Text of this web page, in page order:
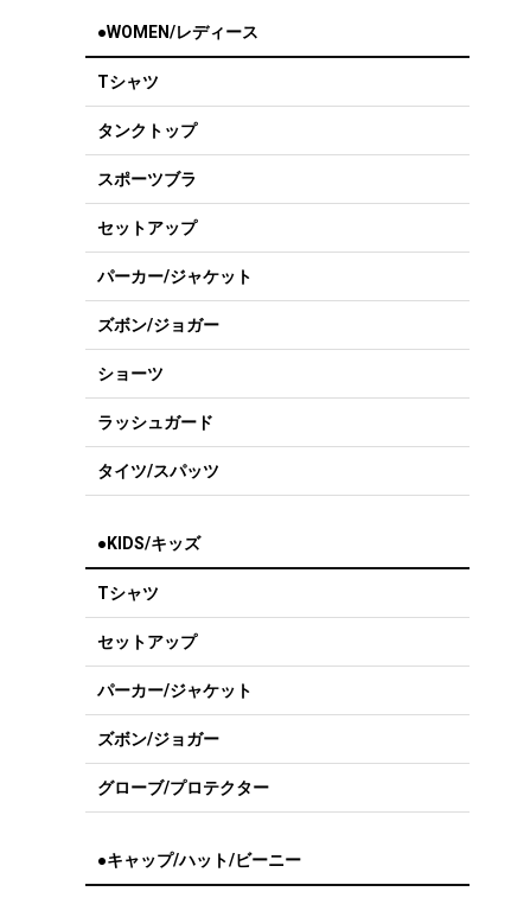
●WOMEN/レディース
Tシャツ
タンクトップ
スポーツブラ
セットアップ
パーカー/ジャケット
ズボン/ジョガー
ショーツ
ラッシュガード
タイツ/スパッツ
●KIDS/キッズ
Tシャツ
セットアップ
パーカー/ジャケット
ズボン/ジョガー
グローブ/プロテクター
●キャップ/ハット/ビーニー